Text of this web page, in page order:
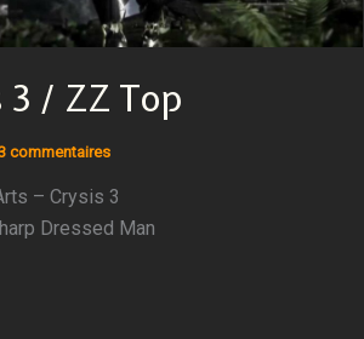
3 / ZZ Top
commentaires
– Crysis 3
Dressed Man